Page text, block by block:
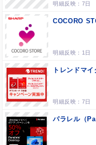
7日
COCORO
1日
トレンドマ
7日
パラレル（